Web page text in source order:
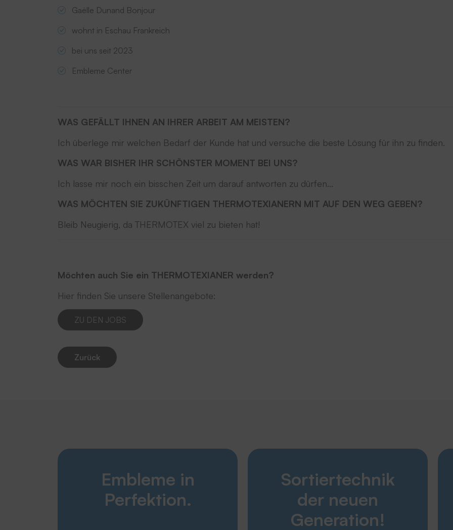
Gaëlle Dunand Bonjour
wohnt in Eschau Frankreich
bei uns seit 2023
Embleme Center
WAS GEFÄLLT IHNEN AN IHRER ARBEIT AM MEISTEN?
Ich überlege mir welchen Bedarf der Kunde hat und versuche die beste Lösung für ihn zu finden.
WAS WAR BISHER IHR SCHÖNSTER MOMENT BEI UNS?
Ich lasse mir noch ein bisschen Zeit um darauf antworten zu dürfen...
WAS MÖCHTEN SIE ZUKÜNFTIGEN THERMOTEXIANERN MIT AUF DEN WEG GEBEN?
Bleib Neugierig, da THERMOTEX viel zu bieten hat!
Möchten auch Sie ein THERMOTEXIANER werden?
Hier finden Sie unsere Stellenangebote:
ZU DEN JOBS
Zurück
Embleme in
Perfektion.
Sortiertechnik
der neuen
Generation!
Karriere
Produkte
Unternehmen
Service